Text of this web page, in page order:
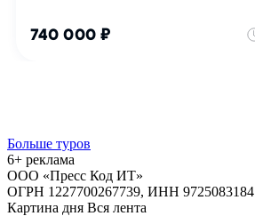
Больше туров
6+ реклама
ООО «Пресс Код ИТ»
ОГРН 1227700267739, ИНН 9725083184
Картина дня Вся лента